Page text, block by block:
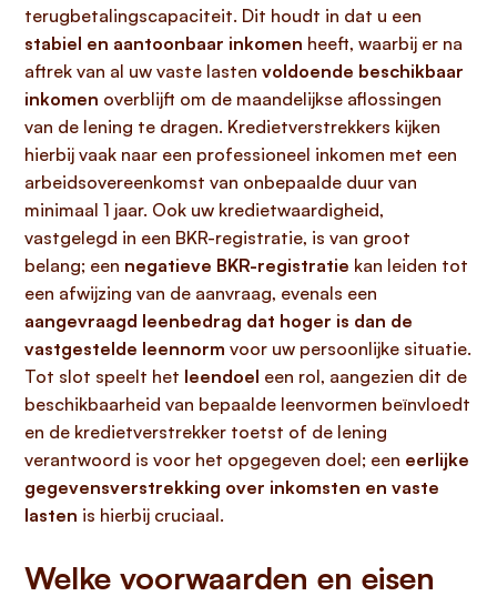
terugbetalingscapaciteit. Dit houdt in dat u een
stabiel en aantoonbaar inkomen heeft, waarbij er na
aftrek van al uw vaste lasten voldoende beschikbaar
inkomen overblijft om de maandelijkse aflossingen
van de lening te dragen. Kredietverstrekkers kijken
hierbij vaak naar een professioneel inkomen met een
arbeidsovereenkomst van onbepaalde duur van
minimaal 1 jaar. Ook uw kredietwaardigheid,
vastgelegd in een BKR-registratie, is van groot
belang; een negatieve BKR-registratie kan leiden tot
een afwijzing van de aanvraag, evenals een
aangevraagd leenbedrag dat hoger is dan de
vastgestelde leennorm voor uw persoonlijke situatie.
Tot slot speelt het leendoel een rol, aangezien dit de
beschikbaarheid van bepaalde leenvormen beïnvloedt
en de kredietverstrekker toetst of de lening
verantwoord is voor het opgegeven doel; een eerlijke
gegevensverstrekking over inkomsten en vaste
lasten is hierbij cruciaal.
Welke voorwaarden en eisen